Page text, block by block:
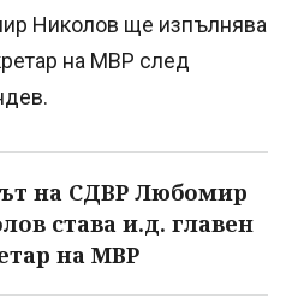
Николов ще изпълнява
на МВР след
на СДВР Любомир
става и.д. главен
на МВР